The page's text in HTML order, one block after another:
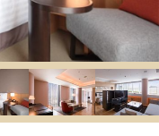
ラム
に申し込む